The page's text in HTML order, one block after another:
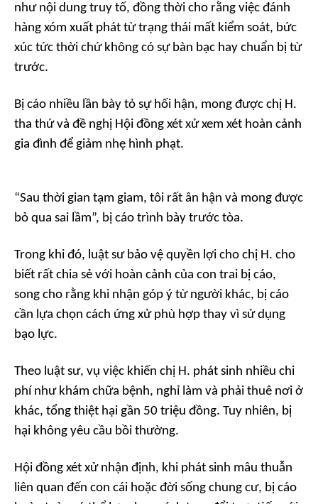
như nội dung truy tố, đồng thời cho rằng việc đánh
hàng xóm xuất phát từ trạng thái mất kiểm soát, bức
xúc tức thời chứ không có sự bàn bạc hay chuẩn bị từ
trước.
Bị cáo nhiều lần bày tỏ sự hối hận, mong được chị H.
tha thứ và đề nghị Hội đồng xét xử xem xét hoàn cảnh
gia đình để giảm nhẹ hình phạt.
“Sau thời gian tạm giam, tôi rất ân hận và mong được
bỏ qua sai lầm”, bị cáo trình bày trước tòa.
Trong khi đó, luật sư bảo vệ quyền lợi cho chị H. cho
biết rất chia sẻ với hoàn cảnh của con trai bị cáo,
song cho rằng khi nhận góp ý từ người khác, bị cáo
cần lựa chọn cách ứng xử phù hợp thay vì sử dụng
bạo lực.
Theo luật sư, vụ việc khiến chị H. phát sinh nhiều chi
phí như khám chữa bệnh, nghỉ làm và phải thuê nơi ở
khác, tổng thiệt hại gần 50 triệu đồng. Tuy nhiên, bị
hại không yêu cầu bồi thường.
Hội đồng xét xử nhận định, khi phát sinh mâu thuẫn
liên quan đến con cái hoặc đời sống chung cư, bị cáo